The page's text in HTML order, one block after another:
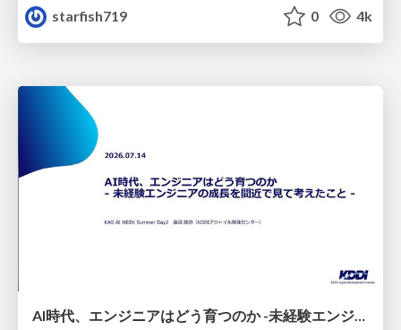
starfish719
0 4k
AI時代、エンジニアはどう育つのか -未経験エンジニアの成長を間近で見て考えたこと-